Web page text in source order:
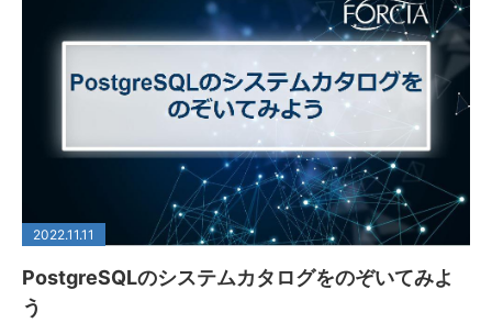
2022.11.11
PostgreSQLのシステムカタログをのぞいてみよ
う